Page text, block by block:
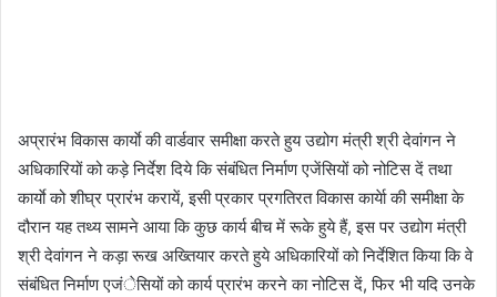
अप्रारंभ विकास कार्याे की वार्डवार समीक्षा करते हुय उद्योग मंत्री श्री देवांगन ने
अधिकारियों को कड़े निर्देश दिये कि संबंधित निर्माण एजेंसियों को नोटिस दें तथा
कार्याे को शीघ्र प्रारंभ करायें, इसी प्रकार प्रगतिरत विकास कार्येा की समीक्षा के
दौरान यह तथ्य सामने आया कि कुछ कार्य बीच में रूके हुये हैं, इस पर उद्योग मंत्री
श्री देवांगन ने कड़ा रूख अख्तियार करते हुये अधिकारियों को निर्देशित किया कि वे
संबंधित निर्माण एजंेसियों को कार्य प्रारंभ करने का नोटिस दें, फिर भी यदि उनके